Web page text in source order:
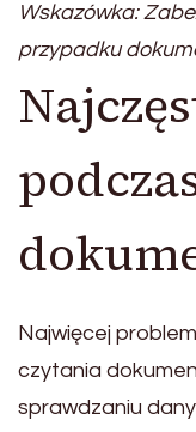
Wskazówka:
przypadku
Najwięcej
czytania
sprawdzaniu